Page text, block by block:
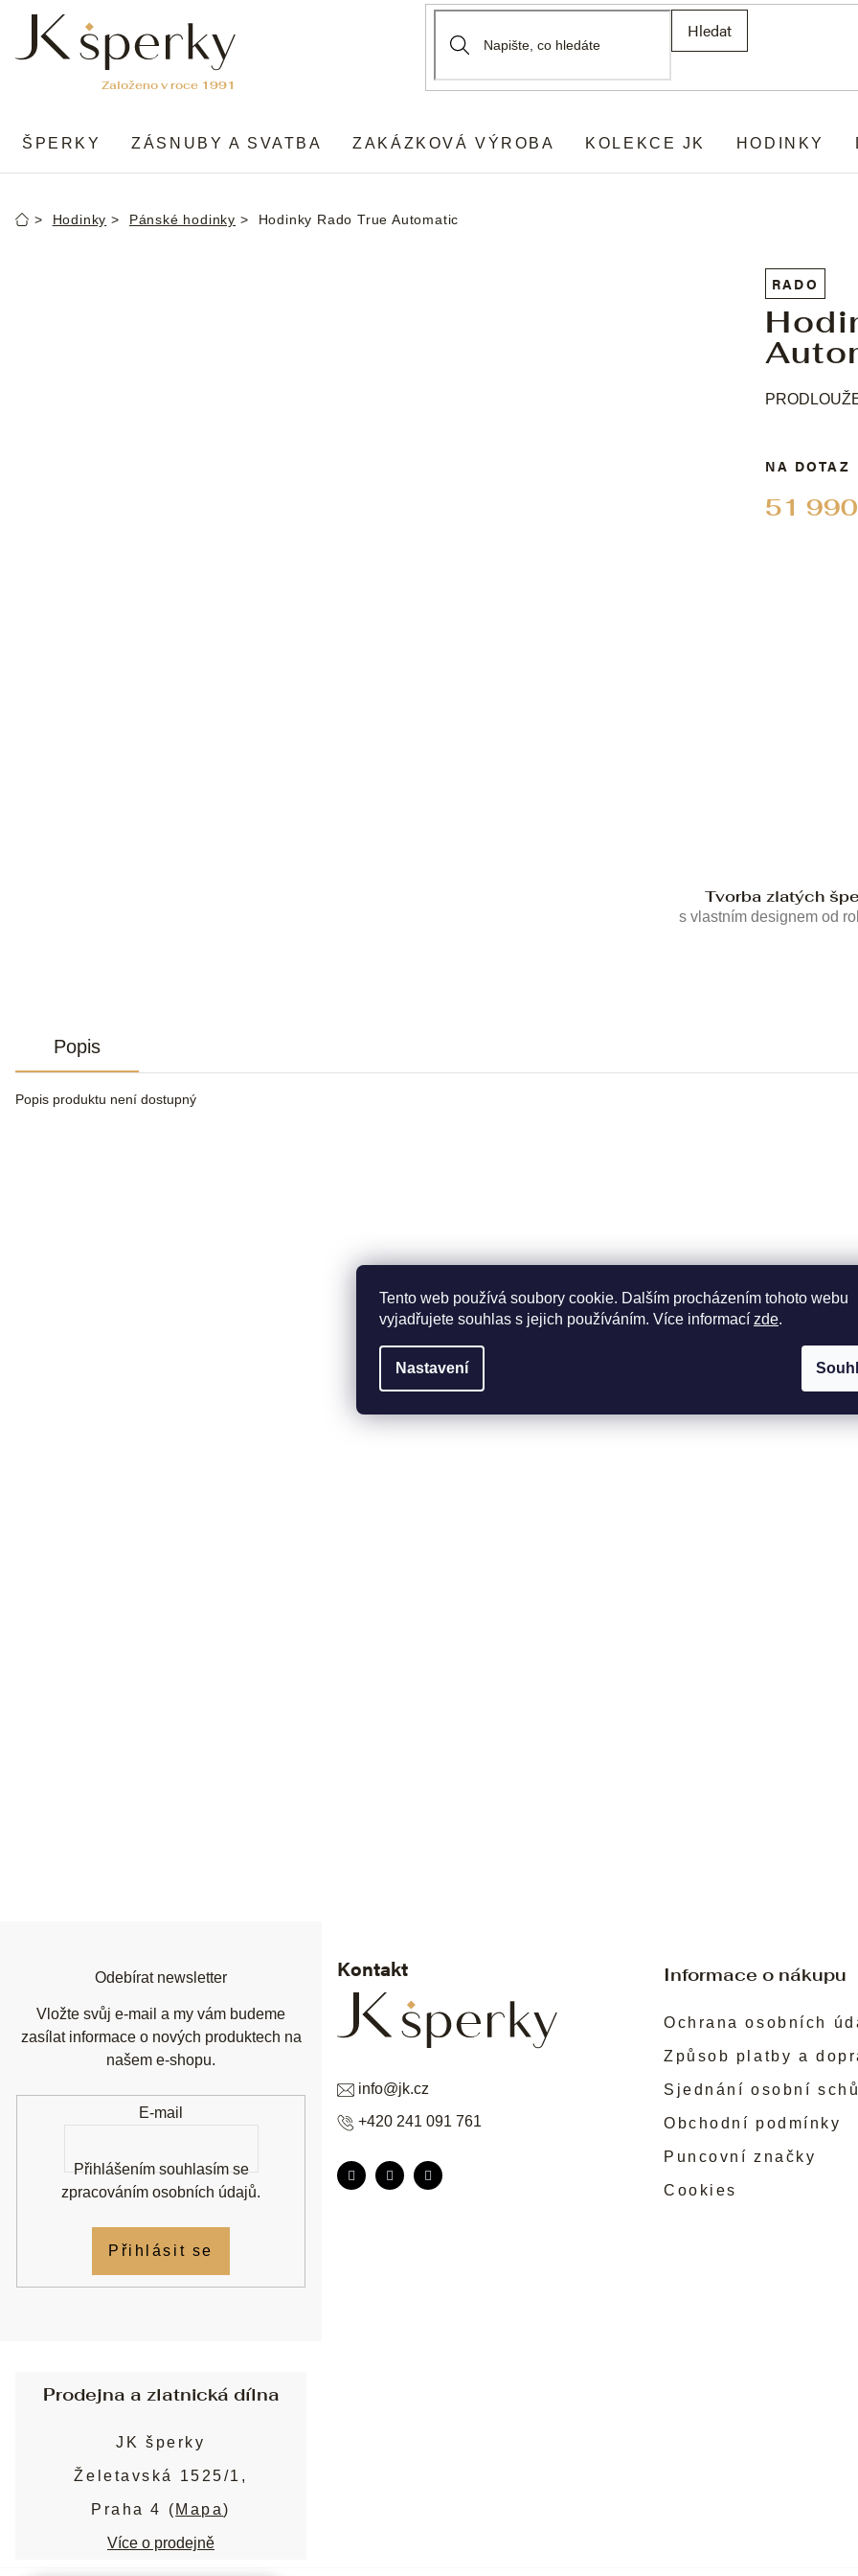
Tento web používá soubory cookie. Dalším procházením tohoto webu
vyjadřujete souhlas s jejich používáním. Více informací zde.
Nastavení
obsah
Hledat
ŠPERKY ZÁSNUBY A SVATBA ZAKÁZKOVÁ VÝROBA KOLEKCE JK HODINKY
DomůHodinky Pánské hodinky Hodinky Rado True Automatic
RADO
51
NA DOTAZ
Tvorba zlatých
s vlastním designem od
Popis
Popis produktu není dostupný
Informace o nákupu
Ochrana osobních
Způsob platby a
Sjednání osobní
Obchodní podmínky
Puncovní značky
Cookies
Kontakt
info@jk.cz
+420 241 091 761
Odebírat newsletter
Vložte svůj e-mail a my vám budeme
zasílat informace o nových produktech na
našem e-shopu.
E-mail
Přihlášením souhlasím se
zpracováním osobních údajů.
Přihlásit se
Prodejna a zlatnická dílna
JK šperky
Želetavská 1525/1,
Praha 4 ( Mapa)
Více o prodejně